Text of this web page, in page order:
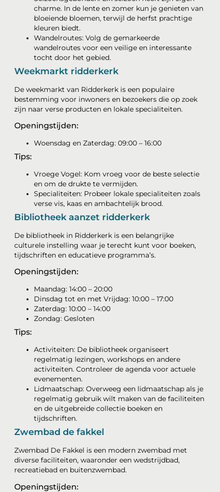
charme. In de lente en zomer kun je genieten van
bloeiende bloemen, terwijl de herfst prachtige
kleuren biedt.
Wandelroutes: Volg de gemarkeerde
wandelroutes voor een veilige en interessante
tocht door het gebied.
Weekmarkt ridderkerk
De weekmarkt van Ridderkerk is een populaire
bestemming voor inwoners en bezoekers die op zoek
zijn naar verse producten en lokale specialiteiten.
Openingstijden:
Woensdag en Zaterdag: 09:00 – 16:00
Tips:
Vroege Vogel: Kom vroeg voor de beste selectie
en om de drukte te vermijden.
Specialiteiten: Probeer lokale specialiteiten zoals
verse vis, kaas en ambachtelijk brood.
Bibliotheek aanzet ridderkerk
De bibliotheek in Ridderkerk is een belangrijke
culturele instelling waar je terecht kunt voor boeken,
tijdschriften en educatieve programma’s.
Openingstijden:
Maandag: 14:00 – 20:00
Dinsdag tot en met Vrijdag: 10:00 – 17:00
Zaterdag: 10:00 – 14:00
Zondag: Gesloten
Tips:
Activiteiten: De bibliotheek organiseert
regelmatig lezingen, workshops en andere
activiteiten. Controleer de agenda voor actuele
evenementen.
Lidmaatschap: Overweeg een lidmaatschap als je
regelmatig gebruik wilt maken van de faciliteiten
en de uitgebreide collectie boeken en
tijdschriften.
Zwembad de fakkel
Zwembad De Fakkel is een modern zwembad met
diverse faciliteiten, waaronder een wedstrijdbad,
recreatiebad en buitenzwembad.
Openingstijden: